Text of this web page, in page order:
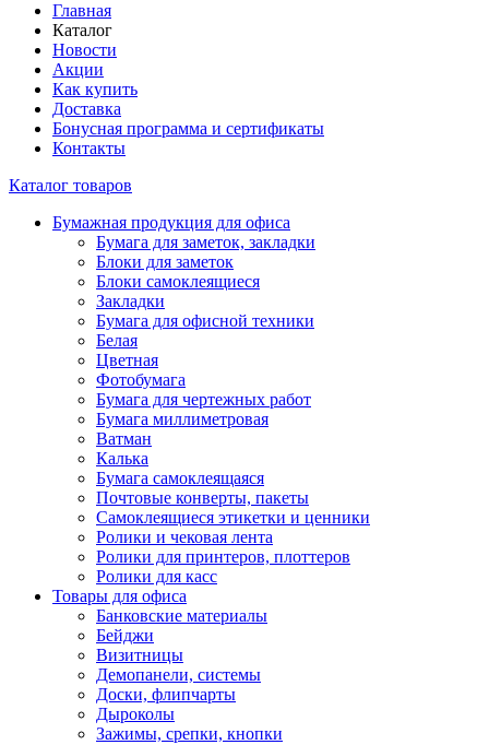
Главная
Каталог
Новости
Акции
Как купить
Доставка
Бонусная программа и сертификаты
Контакты
Каталог товаров
Бумажная продукция для офиса
Бумага для заметок, закладки
Блоки для заметок
Блоки самоклеящиеся
Закладки
Бумага для офисной техники
Белая
Цветная
Фотобумага
Бумага для чертежных работ
Бумага миллиметровая
Ватман
Калька
Бумага самоклеящаяся
Почтовые конверты, пакеты
Самоклеящиеся этикетки и ценники
Ролики и чековая лента
Ролики для принтеров, плоттеров
Ролики для касс
Товары для офиса
Банковские материалы
Бейджи
Визитницы
Демопанели, системы
Доски, флипчарты
Дыроколы
Зажимы, срепки, кнопки